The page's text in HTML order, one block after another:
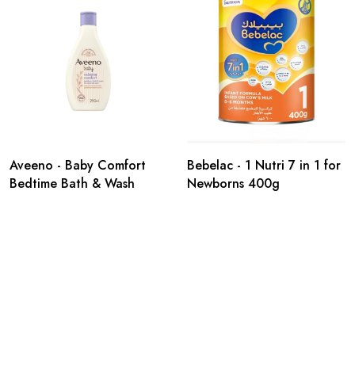
Aveeno - Baby Comfort
Bedtime Bath & Wash
Bebelac - 1 Nutri 7 in 1 for
Newborns 400g